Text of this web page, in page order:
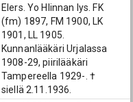
Elers. Yo Hlinnan lys. FK
(fm) 1897, FM 1900, LK
1901, LL 1905.
Kunnanlääkäri Urjalassa
1908-29, piirilääkäri
Tampereella 1929-. †
siellä 2.11.1936.